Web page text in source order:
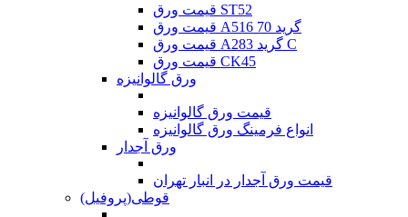
قیمت ورق ST52
قیمت ورق A516 گرید 70
قیمت ورق A283 گرید C
قیمت ورق CK45
ورق گالوانیزه
قیمت ورق گالوانیزه
انواع فرمینگ ورق گالوانیزه
ورق آجدار
قیمت ورق آجدار در انبار تهران
قوطی(پروفیل)